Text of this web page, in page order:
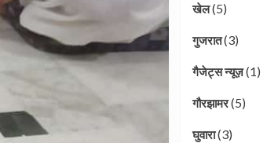
खेल(5)
गुजरात(3)
गैजेट्स न्यूज़(1)
गौरझामर(5)
घुवारा(3)